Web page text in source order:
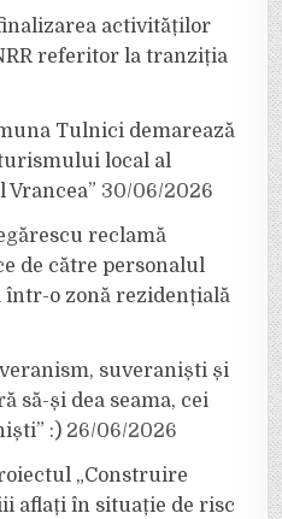
activităților
referitor la tranziția
Tulnici demarează
local al
30/06/2026
reclamă
de către personalul
o zonă rezidențială
suveraniști și
să-și dea seama, cei
:) 26/06/2026
„Construire
aflați în situație de risc